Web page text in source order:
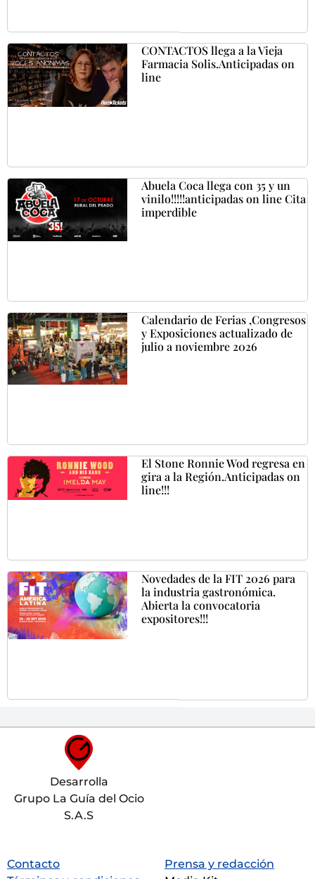
CONTACTOS llega a la Vieja
Farmacia Solis.Anticipadas on
line
Abuela Coca llega con 35 y un
vinilo!!!!!anticipadas on line Cita
imperdible
Calendario de Ferias ,Congresos
y Exposiciones actualizado de
julio a noviembre 2026
El Stone Ronnie Wod regresa en
gira a la Región.Anticipadas on
line!!!
Novedades de la FIT 2026 para
la industria gastronómica.
Abierta la convocatoria
expositores!!!
Desarrolla
Grupo La Guía del Ocio
S.A.S
Contacto
Prensa y redacción